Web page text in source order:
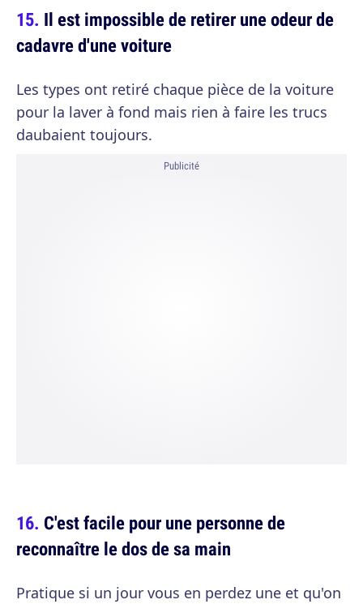
Il est impossible de retirer une odeur de
cadavre d'une voiture
Les types ont retiré chaque pièce de la voiture
pour la laver à fond mais rien à faire les trucs
daubaient toujours.
Publicité
C'est facile pour une personne de
reconnaître le dos de sa main
Pratique si un jour vous en perdez une et qu'on